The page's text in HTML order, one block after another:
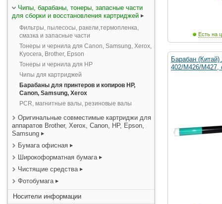
Чипы, барабаны, тонеры, запасные части
для сборки и восстановления картриджей
Фильтры, пылесосы, ракели,термопленка,
смазка и запасные части
Тонеры и чернила для Canon, Samsung, Xerox,
Kyocera, Brother, Epson
Тонеры и чернила для HP
Чипы для картриджей
Барабаны для принтеров и копиров HP,
Canon, Samsung, Xerox
PCR, магнитные валы, резиновые валы
Оригинальные совместимые картриджи для
аппаратов Brother, Xerox, Canon, HP, Epson,
Samsung
Бумага офисная
Широкоформатная бумага
Чистящие средства
Фотобумага
Носители информации
Есть на
Барабан
402/M426/M427,